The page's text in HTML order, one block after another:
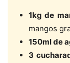
1kg de
mangos
150ml de
3